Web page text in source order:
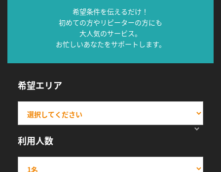
希望条件を伝えるだけ！
初めての方やリピーターの方にも
大人気のサービス。
お忙しいあなたをサポートします。
希望エリア
利用人数